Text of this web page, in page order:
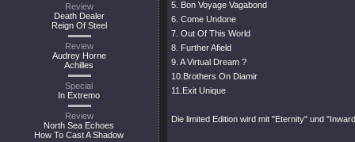
Review
Death Dealer
Reign Of Steel
Review
Audrey Horne
Achilles
Special
In Extremo
Review
North Sea Echoes
How To Cast A Shadow
5. Bon Voyage Vagabond
6. Come Undone
7. Out Of This World
8. Further Afield
9. A Virtual Dream ?
10.Brothers On Diamir
11.Exit Unique
Die limited Edition wird mit "Eternity" und